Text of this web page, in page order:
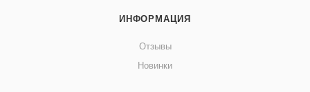
ИНФОРМАЦИЯ
Отзывы
Новинки